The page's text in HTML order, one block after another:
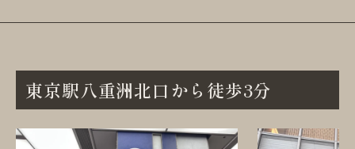
東京駅八重洲北口から徒歩3分